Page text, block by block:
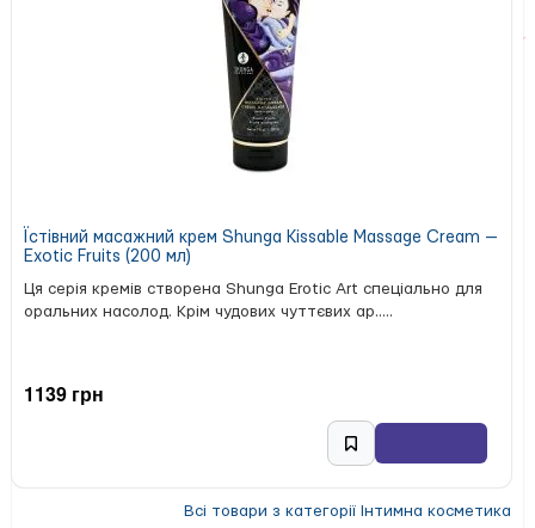
Їстівний масажний крем Shunga Kissable Massage Cream —
Exotic Fruits (200 мл)
Ця серія кремів створена Shunga Erotic Art спеціально для
оральних насолод. Крім чудових чуттєвих ар.....
1139 грн
Всі товари з категорії Інтимна косметика